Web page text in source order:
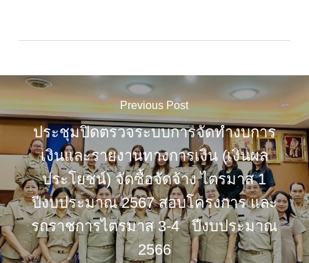
Previous Post
ประชุมปิดตรวจระบบการจัดทำงบการ
เงินและรายงานทางการเงิน (เงินผล
ประโยชน์) จัดซื้อจัดจ้าง ไตรมาส 1
ปีงบประมาณ 2567 สอบโครงการ และ
รถราชการไตรมาส 3-4 ปีงบประมาณ
2566